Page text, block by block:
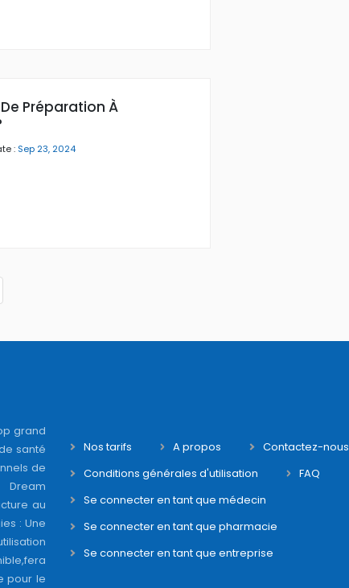
De Préparation À
: Sep 23, 2024
grand
santé
de
Dream
au
: Une
pour le
Nos tarifs A propos
Contactez-nous
Conditions générales d'utilisation
FAQ
Se connecter en tant que médecin
Se connecter en tant que pharmacie
Se connecter en tant que entreprise